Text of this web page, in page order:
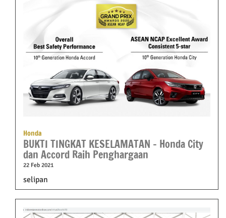
Honda
BUKTI TINGKAT KESELAMATAN – Honda City
dan Accord Raih Penghargaan
22 Feb 2021
selipan